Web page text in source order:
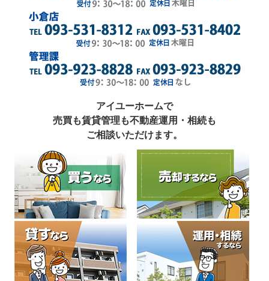
アイユーホームで
売買も賃貸管理も不動産運用・相続も
ご相談いただけます。